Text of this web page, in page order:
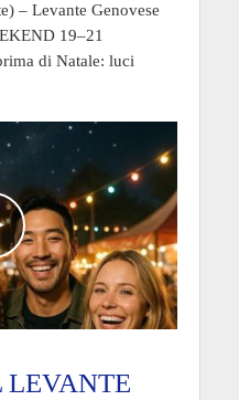
– Levante Genovese
19–21
di Natale: luci
LEVANTE